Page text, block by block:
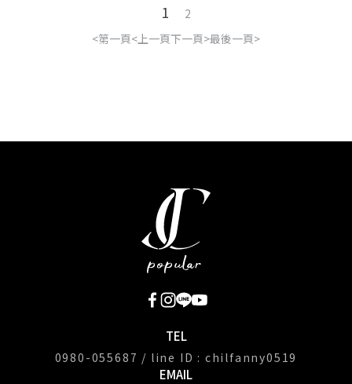
第一頁 上一頁
1
2
下一頁 最後一頁
TEL
0980-055687 / line ID : chilfanny0519
EMAIL